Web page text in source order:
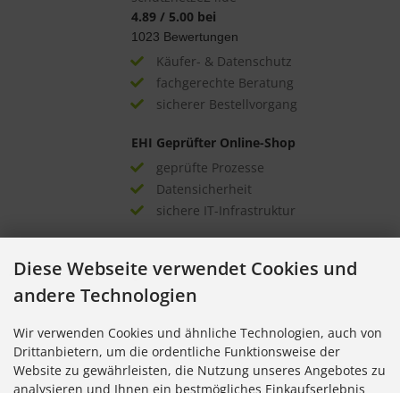
4.89/ 5.00bei
1023 Bewertungen
Käufer- & Datenschutz
fachgerechte Beratung
sicherer Bestellvorgang
EHI Geprüfter Online-Shop
geprüfte Prozesse
Datensicherheit
sichere IT-Infrastruktur
Auszeichnungen
Diese Webseite verwendet Cookies und
andere Technologien
Wir verwenden Cookies und ähnliche Technologien, auch von
Drittanbietern, um die ordentliche Funktionsweise der
Website zu gewährleisten, die Nutzung unseres Angebotes zu
analysieren und Ihnen ein bestmögliches Einkaufserlebnis